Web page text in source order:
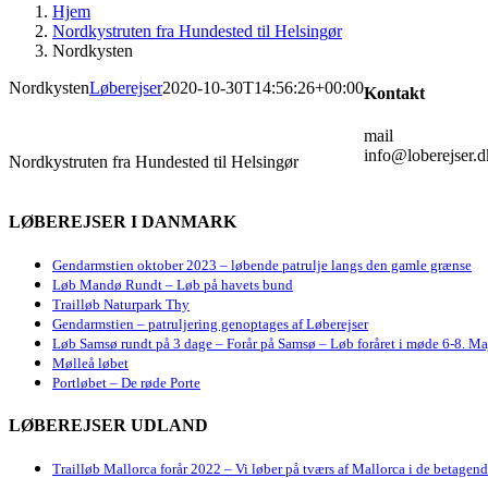
Hjem
Nordkystruten fra Hundested til Helsingør
Nordkysten
NordkystenLøberejser2020-10-30T14:56:26+00:00
Nordkystruten fra Hundested til Helsingør
LØBEREJSER I DANMARK
Gendarmstien oktober 2023 – løbende patrulje langs den gamle grænse
Løb Mandø Rundt – Løb på havets bund
Trailløb Naturpark Thy
Gendarmstien – patruljering genoptages af Løberejser
Løb Samsø rundt på 3 dage – Forår på Samsø – Løb foråret i møde 6-8.
Mølleå løbet
Portløbet – De røde Porte
LØBEREJSER UDLAND
Trailløb Mallorca forår 2022 – Vi løber på tværs af Mallorca i de
Kontakt
mail